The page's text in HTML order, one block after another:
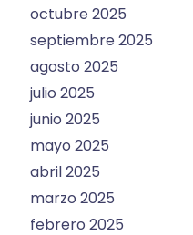
octubre 2025
septiembre 2025
agosto 2025
julio 2025
junio 2025
mayo 2025
abril 2025
marzo 2025
febrero 2025